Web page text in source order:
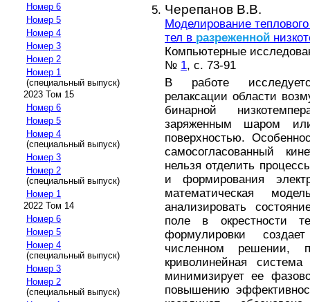
Номер 6
Номер 5
Номер 4
Номер 3
Номер 2
Номер 1
(специальный выпуск)
2023 Том 15
Номер 6
Номер 5
Номер 4
(специальный выпуск)
Номер 3
Номер 2
(специальный выпуск)
Номер 1
2022 Том 14
Номер 6
Номер 5
Номер 4
(специальный выпуск)
Номер 3
Номер 2
(специальный выпуск)
Черепанов В.В.
Моделирование
тел в разреженной
Компьютерные
№ 1, с. 73-91
В работе
релаксации области
бинарной
заряженным шаром
поверхностью.
самосогласованный
нельзя отделить
и формирования
математическая
анализировать
поле в окрестности
формулировки
численном решении,
криволинейная система
минимизирует ее
повышению